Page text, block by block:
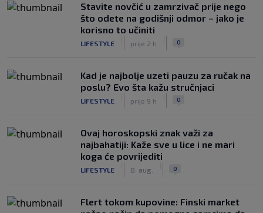
Stavite novčić u zamrzivač prije nego
što odete na godišnji odmor – jako je
korisno to učiniti
LIFESTYLE prije 2 h 0
Kad je najbolje uzeti pauzu za ručak na
poslu? Evo šta kažu stručnjaci
LIFESTYLE prije 9 h 0
Ovaj horoskopski znak važi za
najbahatiji: Kaže sve u lice i ne mari
koga će povrijediti
LIFESTYLE 8. aug. 0
Flert tokom kupovine: Finski market